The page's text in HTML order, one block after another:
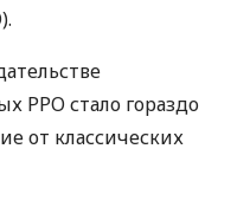
РРО стало гораздо
от классических